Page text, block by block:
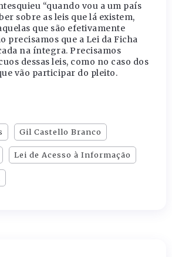
“quando vou a um país
sobre as leis que lá existem,
que são efetivamente
precisamos que a Lei da Ficha
na íntegra. Precisamos
dessas leis, como no caso dos
vão participar do pleito.
Gil Castello Branco
Lei de Acesso à Informação